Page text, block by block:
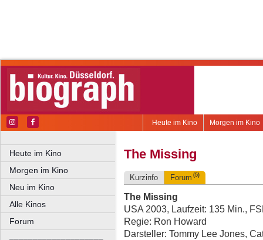
Morgen im Kino
Heute im Kino
Heute im Kino
Morgen im Kino
Neu im Kino
Alle Kinos
Forum
The Missing
Kurzinfo Forum (5)
The Missing
USA 2003, Laufzeit: 135 Min.,
Regie: Ron Howard
Darsteller: Tommy Lee Jones,